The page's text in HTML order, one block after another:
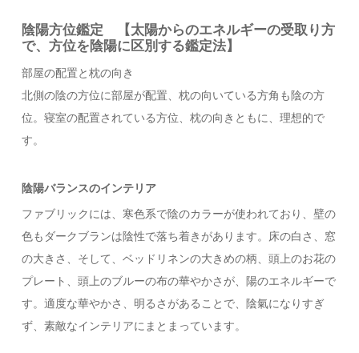
陰陽方位鑑定 【太陽からのエネルギーの受取り方
で、方位を陰陽に区別する鑑定法】
部屋の配置と枕の向き
北側の陰の方位に部屋が配置、枕の向いている方角も陰の方
位。寝室の配置されている方位、枕の向きともに、理想的で
す。
陰陽バランスのインテリア
ファブリックには、寒色系で陰のカラーが使われており、壁の
色もダークブランは陰性で落ち着きがあります。床の白さ、窓
の大きさ、そして、ベッドリネンの大きめの柄、頭上のお花の
プレート、頭上のブルーの布の華やかさが、陽のエネルギーで
す。適度な華やかさ、明るさがあることで、陰氣になりすぎ
ず、素敵なインテリアにまとまっています。